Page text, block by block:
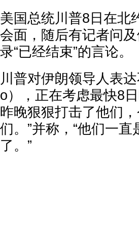
美国总统川普8日在北
会面，随后有记者问
录“已经结束”的言论。
川普对伊朗领导人表
o），正在考虑最快8
昨晚狠狠打击了他们
们。”并称，“他们一
了。”